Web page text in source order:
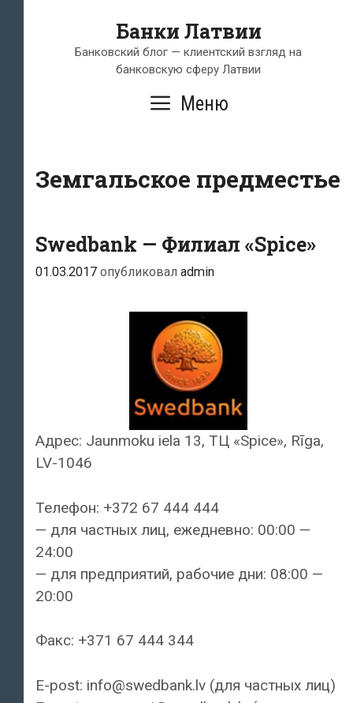
содержимому
Банки Латвии
Банковский блог — клиентский взгляд на
банковскую сферу Латвии
Меню
Земгальское предместье
Swedbank — Филиал «Spice»
01.03.2017 опубликовал admin
Адрес: Jaunmoku iela 13, ТЦ «Spice», Rīga,
LV-1046
Телефон: +372 67 444 444
— для частных лиц, ежедневно: 00:00 —
24:00
— для предприятий, рабочие дни: 08:00 —
20:00
Факс: +371 67 444 344
E-post: info@swedbank.lv (для частных лиц)